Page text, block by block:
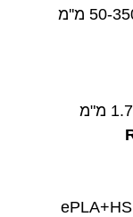
מהירות הדפסה: 50-350 מ''מ
1 X גליל פילמנט ePLA+HS